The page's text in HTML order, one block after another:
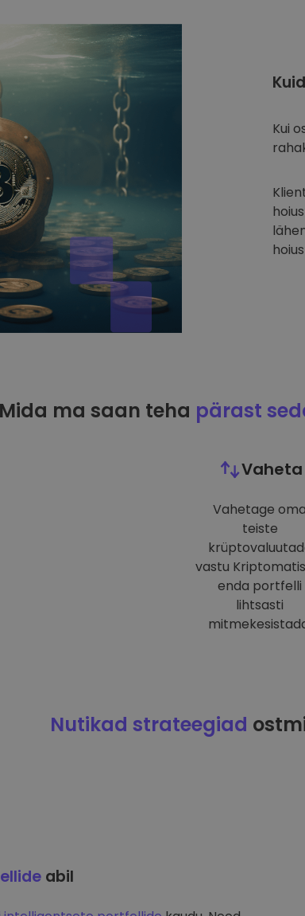
Kui
Mida ma saan teha pärast
Vaheta
Vahetage oma
teiste
vastu
enda portfelli
lihtsasti
Nutikad strateegiad
abil